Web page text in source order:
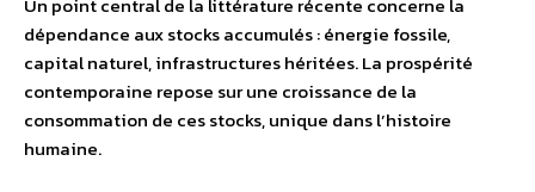
dépendance aux stocks accumulés : énergie fossile,
capital naturel, infrastructures héritées. La prospérité
contemporaine repose sur une croissance de la
consommation de ces stocks, unique dans l’histoire
humaine.